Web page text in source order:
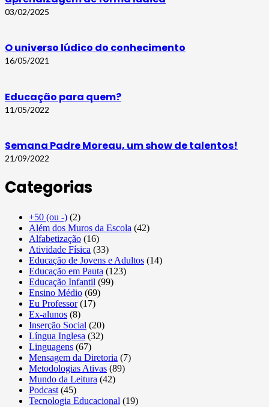
03/02/2025
O universo lúdico do conhecimento
16/05/2021
Educação para quem?
11/05/2022
Semana Padre Moreau, um show de talentos!
21/09/2022
Categorias
+50 (ou -) (2)
Além dos Muros da Escola (42)
Alfabetização (16)
Atividade Física (33)
Educação de Jovens e Adultos (14)
Educação em Pauta (123)
Educação Infantil (99)
Ensino Médio (69)
Eu Professor(17)
Ex-alunos (8)
Inserção Social (20)
Língua Inglesa (32)
Linguagens (67)
Mensagem da Diretoria (7)
Metodologias Ativas (89)
Mundo da Leitura (42)
Podcast (45)
Tecnologia Educacional (19)